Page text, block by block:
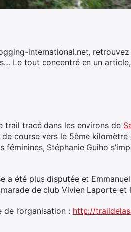
international.net,
Le tout concentré en un
trail tracé dans les environs de
de course vers le 5ème
féminines, Stéphanie Guiho
a été plus disputée et
de club Vivien Laporte
de l’organisation : http://